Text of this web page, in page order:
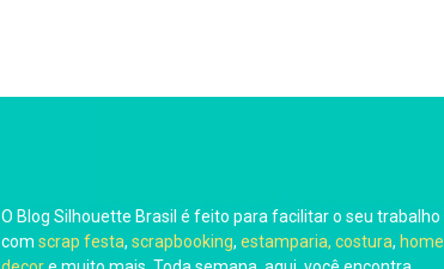
O Blog Silhouette Brasil é feito para facilitar o seu trabalho
com scrap festa, scrapbooking, estamparia, costura, home